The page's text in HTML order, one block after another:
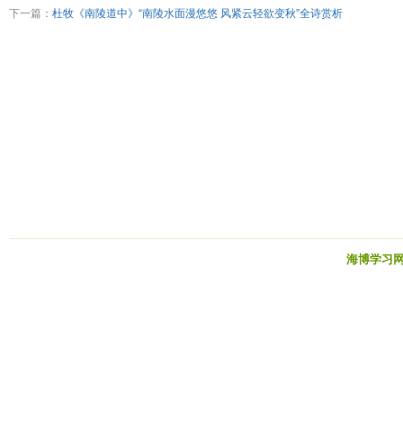
下一篇： 杜牧《南陵道中》“南陵水面漫悠悠 风紧云轻欲变秋”全诗赏析
海博学习